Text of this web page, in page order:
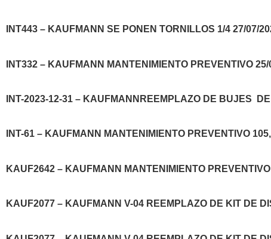
INT443 – KAUFMANN SE PONEN TORNILLOS 1/4 27/07/
INT332 – KAUFMANN MANTENIMIENTO PREVENTIVO 25/
INT-2023-12-31 – KAUFMANNREEMPLAZO DE BUJES
INT-61 – KAUFMANN MANTENIMIENTO PREVENTIVO
KAUF2642 – KAUFMANN MANTENIMIENTO
KAUF2077 – KAUFMANN V-04 REEMPLAZO DE KIT DE